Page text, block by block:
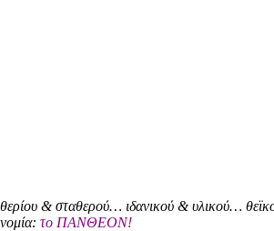
& σταθερού… ιδανικού & υλικού…
το ΠΑΝΘΕΟΝ!